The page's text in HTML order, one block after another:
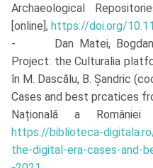
Archaeological
[online], https://doi.org/
- Dan Matei, Bogdan
Project: the Culturalia
în M. Dascălu, B. Șandric
Cases and best prcatices
Națională a României
https://biblioteca-
the-digital-era-cases-and-